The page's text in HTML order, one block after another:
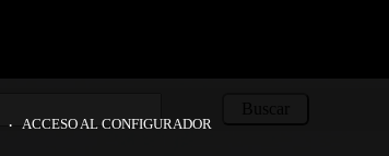
· ACCESO AL CONFIGURADOR